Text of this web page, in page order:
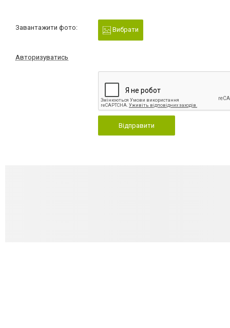
Завантажити фото: Вибрати
Авторизуватись
Відправити